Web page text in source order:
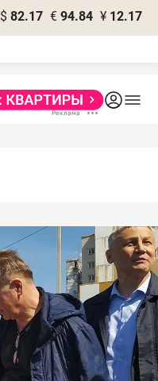
$ 82.17 € 94.84 ¥ 12.17